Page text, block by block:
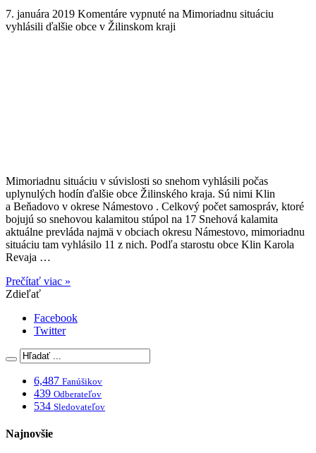
7. januára 2019 Komentáre vypnuté na Mimoriadnu situáciu
vyhlásili ďalšie obce v Žilinskom kraji
Mimoriadnu situáciu v súvislosti so snehom vyhlásili počas
uplynulých hodín ďalšie obce Žilinského kraja. Sú nimi Klin
a Beňadovo v okrese Námestovo . Celkový počet samospráv, ktoré
bojujú so snehovou kalamitou stúpol na 17 Snehová kalamita
aktuálne prevláda najmä v obciach okresu Námestovo, mimoriadnu
situáciu tam vyhlásilo 11 z nich. Podľa starostu obce Klin Karola
Revaja …
Prečítať viac »
Zdieľať
Facebook
Twitter
6,487 Fanúšikov
439 Odberateľov
534 Sledovateľov
Najnovšie